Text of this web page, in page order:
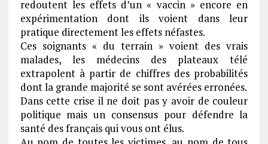
redoutent les effets d’un « vaccin » encore en
expérimentation dont ils voient dans leur
pratique directement les effets néfastes.
Ces soignants « du terrain » voient des vrais
malades, les médecins des plateaux télé
extrapolent à partir de chiffres des probabilités
dont la grande majorité se sont avérées erronées.
Dans cette crise il ne doit pas y avoir de couleur
politique mais un consensus pour défendre la
santé des français qui vous ont élus.